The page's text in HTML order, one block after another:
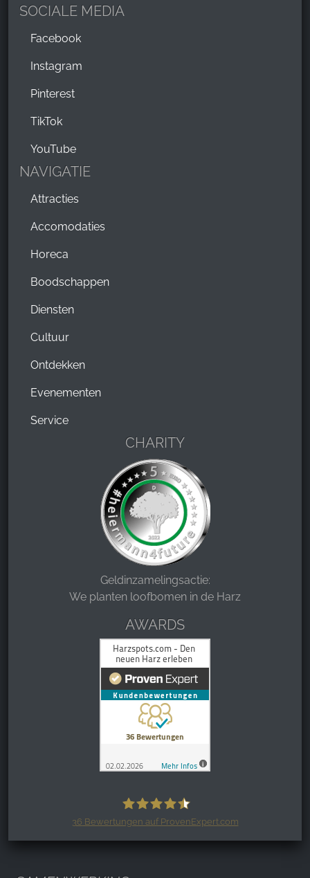
SOCIALE MEDIA
Facebook
Instagram
Pinterest
TikTok
YouTube
NAVIGATIE
Attracties
Accomodaties
Horeca
Boodschappen
Diensten
Cultuur
Ontdekken
Evenementen
Service
CHARITY
Geldinzamelingsactie:
We planten loofbomen in de Harz
AWARDS
Harzspots.com - Den neuen Harz
36 Bewertungen auf ProvenExpert.com